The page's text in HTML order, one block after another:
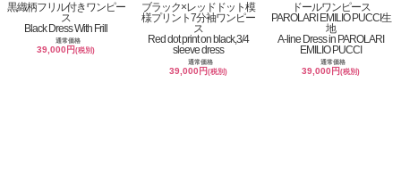
黒織柄フリル付きワンピー
ス
Black Dress With Frill
通常価格
39,000円(税別)
ブラック×レッドドット模
様プリント7分袖ワンピー
ス
Red dot print on black,3/4
sleeve dress
通常価格
39,000円(税別)
ドールワンピース
PAROLARI EMILIO PUCCI生
地
A-line Dress in PAROLARI
EMILIO PUCCI
通常価格
39,000円(税別)